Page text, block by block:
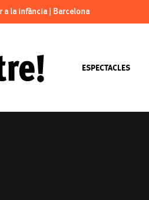
a la infància | Barcelona
ESPECTACLES